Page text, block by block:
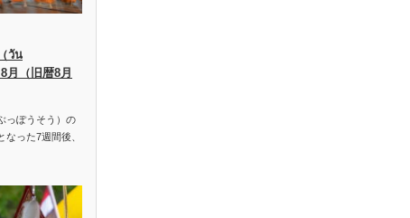
วัน
月（旧暦8月
っぽうそう）の
った7週間後、